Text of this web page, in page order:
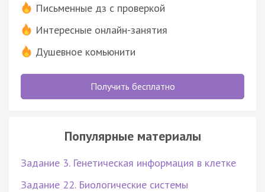
Письменные дз с проверкой
Интересные онлайн-занятия
Душевное комьюнити
Получить бесплатно
Популярные материалы
Задание 3. Генетическая информация в клетке
Задание 22. Биологические системы